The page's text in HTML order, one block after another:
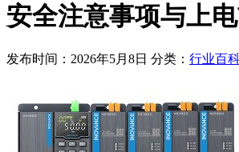
安全注意事项与上
发布时间：2026年5月8日 分类： 行业百